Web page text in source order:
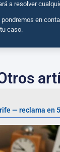
a resolver
en
caso.
— reclama en